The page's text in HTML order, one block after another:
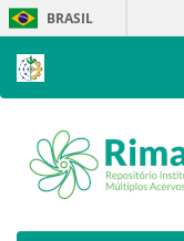
Skip
navigation
BRASIL